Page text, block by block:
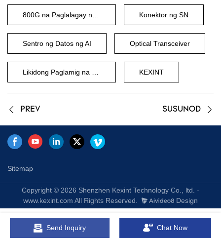
Konektor ng SN
Sentro ng Datos ng AI Optical Transceiver
KEXINT
PREV SUSUNOD
Sitemap
Copyright © 2026 Shenzhen Kexint Technology Co., ltd. -
www.kexint.com All Rights Reserved.
Design
Send Inquiry Chat Now